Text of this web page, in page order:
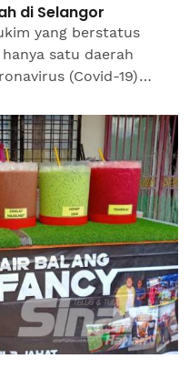
di Selangor
yang berstatus
satu daerah
(Covid-19)